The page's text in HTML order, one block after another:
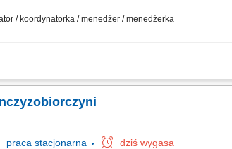
/ koordynatorka / menedżer / menedżerka
działalności gospodarczej w oparciu o sprawdzony
praca stacjonarna dziś wygasa